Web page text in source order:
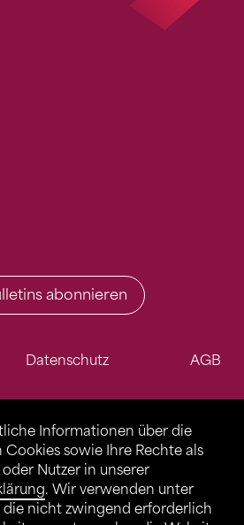
Informationen über die
sowie Ihre Rechte als
Nutzer in unserer
. Wir verwenden unter
die nicht zwingend erforderlich
abonnieren
Datenschutz AGB